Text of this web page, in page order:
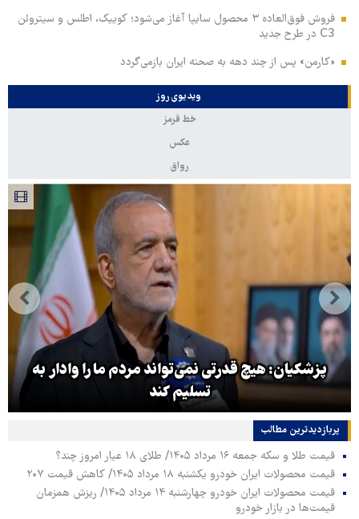
فروش فوق‌العاده ۳ محصول سایپا آغاز می‌شود؛ کوییک، اطلس و سیتروئن
C3 در طرح جدید
«کارمن» پس از چند دهه به صحنه ایران بازمی‌گردد
ویدیوی روز
خط قرمز
عکس
رواق
پزشکیان: هیچ قدرتی نمی‌تواند مردم ما را وادار به
تسلیم کند
پربازدیدترین‌ مطالب
قیمت طلا و سکه جمعه ۱۶ مرداد ۱۴۰۵/ طلای ۱۸ عیار امروز چند؟
قیمت محصولات ایران خودرو یکشنبه ۱۸ مرداد ۱۴۰۵/ کاهش قیمت ۲۰۷
قیمت محصولات ایران خودرو چهارشنبه ۱۴ مرداد ۱۴۰۵/ ریزش همزمان
قیمت‌ها در بازار خودرو